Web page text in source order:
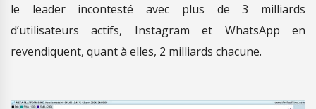
le leader incontesté avec plus de 3 milliards
d’utilisateurs actifs, Instagram et WhatsApp en
revendiquent, quant à elles, 2 milliards chacune.